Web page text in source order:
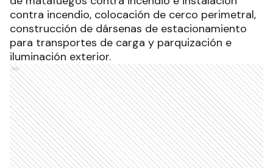
contra incendio, colocación de cerco perimetral,
construcción de dársenas de estacionamiento
para transportes de carga y parquización e
iluminación exterior.
Ads